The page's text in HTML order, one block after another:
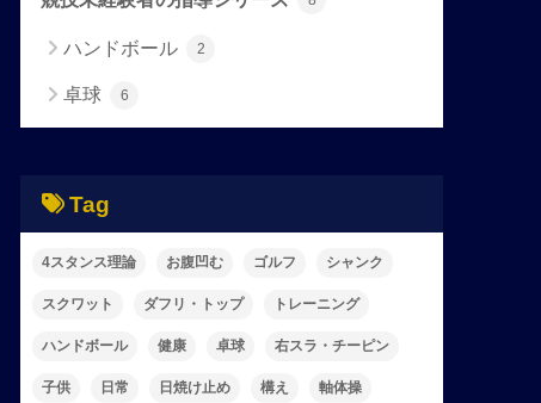
ハンドボール 2
卓球 6
Tag
4スタンス理論 お腹凹む ゴルフ シャンク
スクワット ダフリ・トップ トレーニング
ハンドボール 健康 卓球 右スラ・チーピン
子供 日常 日焼け止め 構え 軸体操